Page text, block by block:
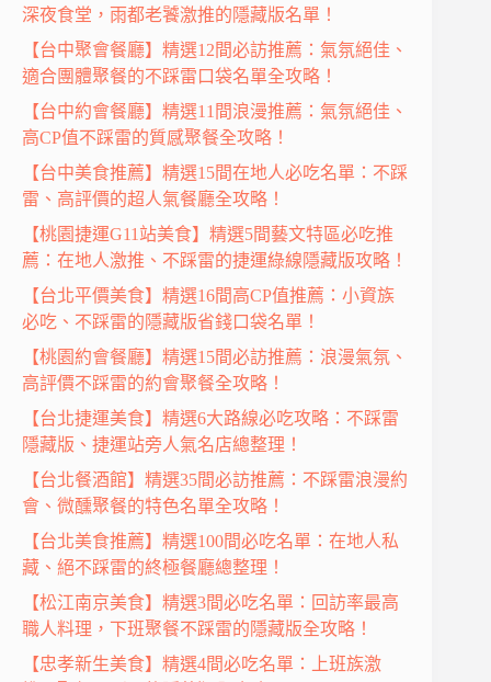
深夜食堂，雨都老饕激推的隱藏版名單！
【台中聚會餐廳】精選12間必訪推薦：氣氛絕佳、
適合團體聚餐的不踩雷口袋名單全攻略！
【台中約會餐廳】精選11間浪漫推薦：氣氛絕佳、
高CP值不踩雷的質感聚餐全攻略！
【台中美食推薦】精選15間在地人必吃名單：不踩
雷、高評價的超人氣餐廳全攻略！
【桃園捷運G11站美食】精選5間藝文特區必吃推
薦：在地人激推、不踩雷的捷運綠線隱藏版攻略！
【台北平價美食】精選16間高CP值推薦：小資族
必吃、不踩雷的隱藏版省錢口袋名單！
【桃園約會餐廳】精選15間必訪推薦：浪漫氣氛、
高評價不踩雷的約會聚餐全攻略！
【台北捷運美食】精選6大路線必吃攻略：不踩雷
隱藏版、捷運站旁人氣名店總整理！
【台北餐酒館】精選35間必訪推薦：不踩雷浪漫約
會、微醺聚餐的特色名單全攻略！
【台北美食推薦】精選100間必吃名單：在地人私
藏、絕不踩雷的終極餐廳總整理！
【松江南京美食】精選3間必吃名單：回訪率最高
職人料理，下班聚餐不踩雷的隱藏版全攻略！
【忠孝新生美食】精選4間必吃名單：上班族激